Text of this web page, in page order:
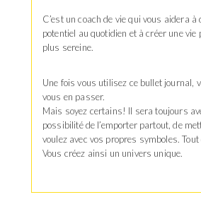
C’est un coach de vie qui vous aidera à
potentiel au quotidien et à créer une vie
plus sereine.
Une fois vous utilisez ce bullet journal,
vous en passer.
Mais soyez certains! Il sera toujours
possibilité de l’emporter partout, de
voulez avec vos propres symboles.
Vous créez ainsi un univers unique.